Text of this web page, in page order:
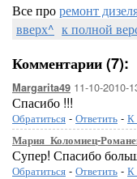
Все проремонт
вверх^ к полной
Комментарии (7):
Margarita49 11-10-2010-
Спасибо !!!
Обратиться - Ответить - К
Мария_Коломиец-
Супер! Спасибо
Обратиться - Ответить - К